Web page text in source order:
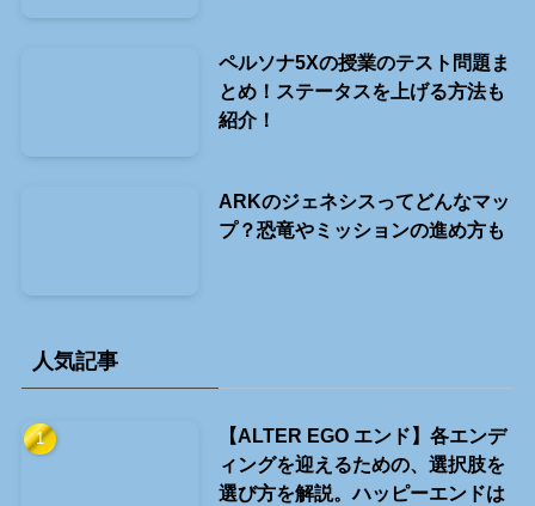
ペルソナ5Xの授業のテスト問題ま
とめ！ステータスを上げる方法も
紹介！
ARKのジェネシスってどんなマッ
プ？恐竜やミッションの進め方も
人気記事
【ALTER EGO エンド】各エンデ
ィングを迎えるための、選択肢を
選び方を解説。ハッピーエンドは